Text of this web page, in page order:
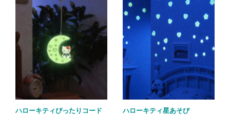
ハローキティぴったりコード
ハローキティ星あそび